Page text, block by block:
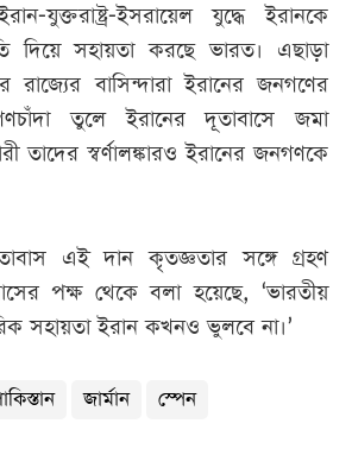
যুক্তরাষ্ট্র-ইসরায়েল যুদ্ধে ইরানকে
দিয়ে সহায়তা করছে ভারত। এছাড়া
রাজ্যের বাসিন্দারা ইরানের জনগণের
তুলে ইরানের দূতাবাসে জমা
তাদের স্বর্ণালঙ্কারও ইরানের জনগণকে
এই দান কৃতজ্ঞতার সঙ্গে গ্রহণ
পক্ষ থেকে বলা হয়েছে, ‘ভারতীয়
সহায়তা ইরান কখনও ভুলবে না।’
জার্মান স্পেন